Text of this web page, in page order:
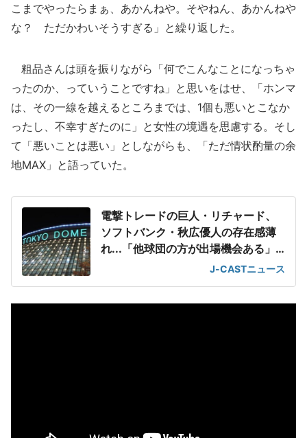
こまでやったらまぁ、あかんねや。そやねん、あかんねや
な？ ただかわいそうすぎる」と繰り返した。
粗品さんは頭を振りながら「何でこんなことになっちゃ
ったのか、っていうことですね」と思いをはせ、「ホンマ
は、その一線を越えるところまでは、1個も悪いとこなか
ったし、不幸すぎたのに」と女性の境遇を思慮する。そし
て「悪いことは悪い」としながらも、「ただ情状酌量の余
地MAX」と語っていた。
電撃トレードの巨人・リチャード、
ソフトバンク・秋広優人の存在感薄
れ...「他球団の方が出場機会ある」
J-CASTニュース